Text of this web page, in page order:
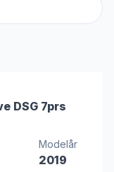
DSG 7prs
Modelår
2019